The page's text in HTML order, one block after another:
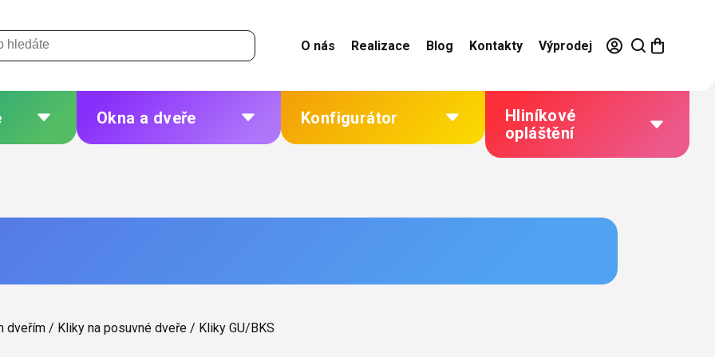
O nás Realizace Blog Kontakty Výprodej
Okna a dveře
Dřevěná okna a dveře
Konfigurátor
Plisé
Markýzy
Hliníkové
opláštění
Jak to funguje
Technická dokumentace
dveřím / Kliky na posuvné dveře / Kliky GU/BKS